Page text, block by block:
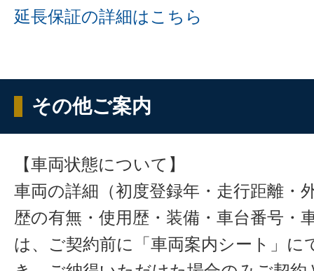
延長保証の詳細はこちら
その他ご案内
【車両状態について】
車両の詳細（初度登録年・走行距離・
歴の有無・使用歴・装備・車台番号・
は、ご契約前に「車両案内シート」に